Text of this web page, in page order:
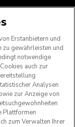
Erstanbietern und
zu gewährleisten und
notwendige
auch zur
Analysen
zur Anzeige von
Plattformen
zum Verwalten Ihrer